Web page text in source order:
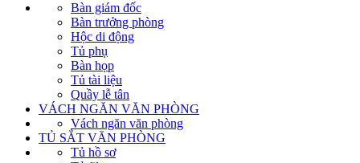
Bàn giám đốc
Bàn trưởng phòng
Hộc di động
Tủ phụ
Bàn họp
Tủ tài liệu
Quầy lễ tân
VÁCH NGĂN VĂN PHÒNG
Vách ngăn văn phòng
TỦ SẮT VĂN PHÒNG
Tủ hồ sơ